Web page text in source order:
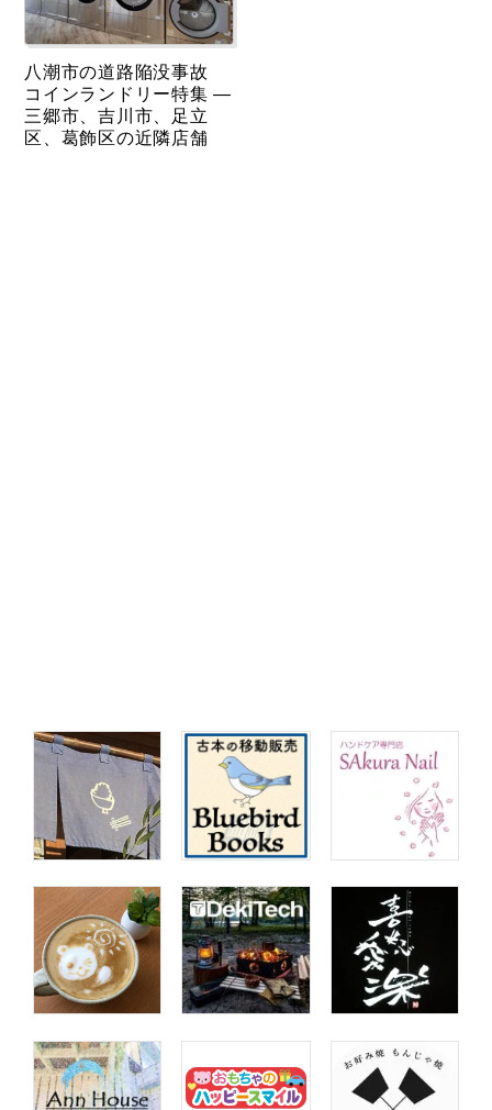
八潮市の道路陥没事故
コインランドリー特集 ―
三郷市、吉川市、足立
区、葛飾区の近隣店舗